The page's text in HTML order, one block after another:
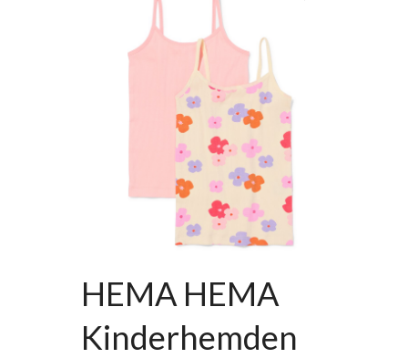
HEMA HEMA
Kinderhemden